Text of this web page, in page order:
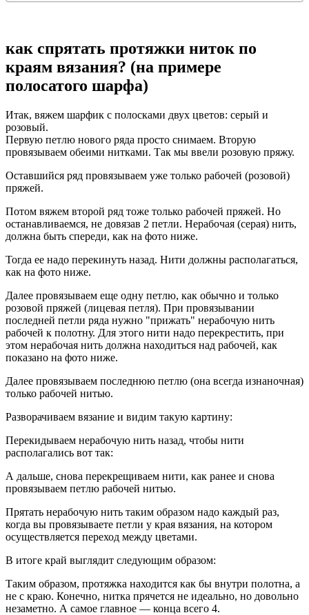
как спрятать протяжки ниток по
краям вязания? (на примере
полосатого шарфа)
Итак, вяжем шарфик с полосками двух цветов: серый и
розовый.
Первую петлю нового ряда просто снимаем. Вторую
провязываем обеими нитками. Так мы ввели розовую пряжу.
Оставшийся ряд провязываем уже только рабочей (розовой)
пряжей.
Потом вяжем второй ряд тоже только рабочей пряжей. Но
останавливаемся, не довязав 2 петли. Нерабочая (серая) нить,
должна быть спереди, как на фото ниже.
Тогда ее надо перекинуть назад. Нити должны располагаться,
как на фото ниже.
Далее провязываем еще одну петлю, как обычно и только
розовой пряжей (лицевая петля). При провязывании
последней петли ряда нужно "прижать" нерабочую нить
рабочей к полотну. Для этого нити надо перекрестить, при
этом нерабочая нить должна находиться над рабочей, как
показано на фото ниже.
Далее провязываем последнюю петлю (она всегда изнаночная)
только рабочей нитью.
Разворачиваем вязание и видим такую картину:
Перекидываем нерабочую нить назад, чтобы нити
располагались вот так:
А дальше, снова перекрещиваем нити, как ранее и снова
провязываем петлю рабочей нитью.
Прятать нерабочую нить таким образом надо каждый раз,
когда вы провязываете петли у края вязания, на котором
осуществляется переход между цветами.
В итоге край выглядит следующим образом:
Таким образом, протяжка находится как бы внутри полотна, а
не с краю. Конечно, нитка прячется не идеально, но довольно
незаметно. А самое главное — конца всего 4.